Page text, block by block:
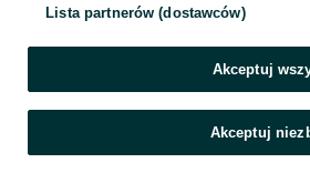
Lista partnerów (dostawców)
Akceptuj
Akceptuj